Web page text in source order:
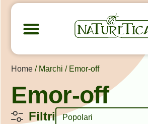
Home / Marchi / Emor-off
Emor-off
FiltriOrdinamento
Sort content